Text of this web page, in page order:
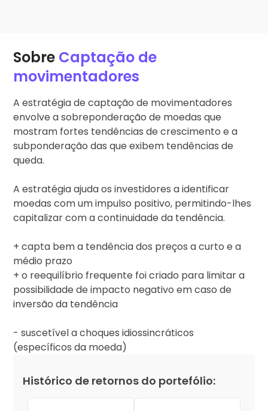
Sobre Captação de
movimentadores
A estratégia de captação de movimentadores
envolve a sobreponderação de moedas que
mostram fortes tendências de crescimento e a
subponderação das que exibem tendências de
queda.
A estratégia ajuda os investidores a identificar
moedas com um impulso positivo, permitindo-lhes
capitalizar com a continuidade da tendência.
+ capta bem a tendência dos preços a curto e a
médio prazo
+ o reequilíbrio frequente foi criado para limitar a
possibilidade de impacto negativo em caso de
inversão da tendência
- suscetível a choques idiossincráticos
(específicos da moeda)
Histórico de retornos do portefólio: